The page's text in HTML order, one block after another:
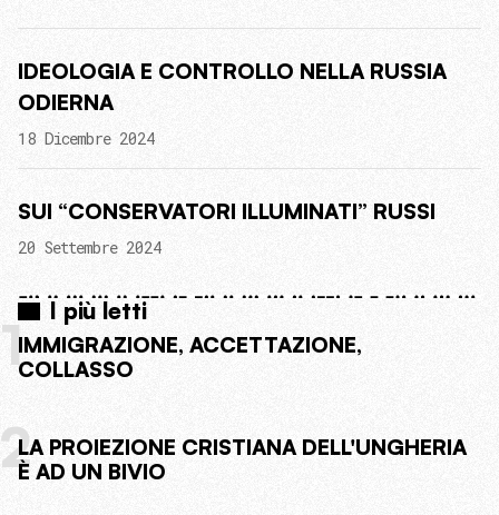
IDEOLOGIA E CONTROLLO NELLA RUSSIA
ODIERNA
18 Dicembre 2024
SUI “CONSERVATORI ILLUMINATI” RUSSI
20 Settembre 2024
I più letti
1IMMIGRAZIONE, ACCETTAZIONE,
COLLASSO
2LA PROIEZIONE CRISTIANA DELL'UNGHERIA
È AD UN BIVIO